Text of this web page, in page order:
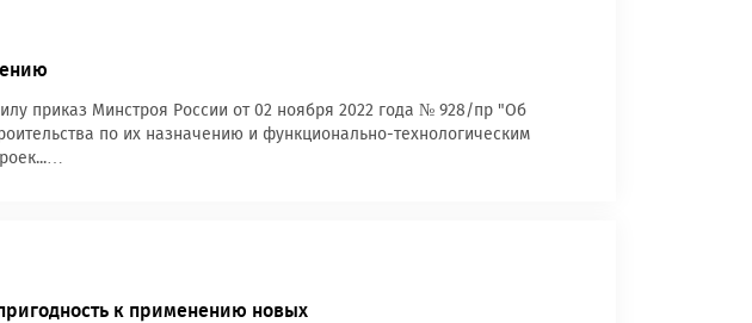
приказ Минстроя России от 02 ноября 2022 года № 928/пр "Об
по их назначению и функционально-технологическим
к применению новых